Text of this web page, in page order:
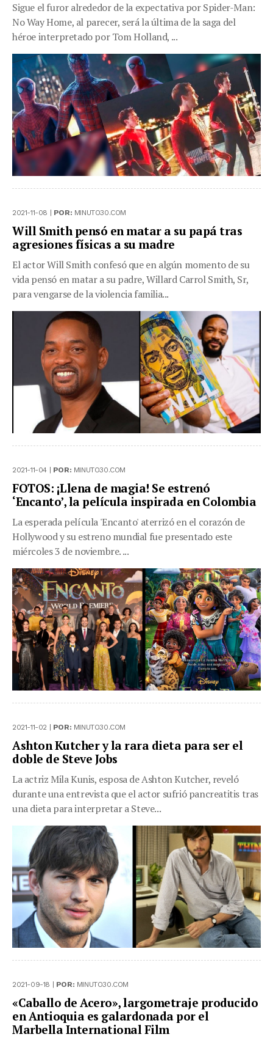
Sigue el furor alrededor de la expectativa por Spider-Man:
No Way Home, al parecer, será la última de la saga del
héroe interpretado por Tom Holland, ...
2021-11-08 | POR: MINUTO30.COM
Will Smith pensó en matar a su papá tras
agresiones físicas a su madre
El actor Will Smith confesó que en algún momento de su
vida pensó en matar a su padre, Willard Carrol Smith, Sr,
para vengarse de la violencia familia...
2021-11-04 | POR: MINUTO30.COM
FOTOS: ¡Llena de magia! Se estrenó
‘Encanto’, la película inspirada en Colombia
La esperada película 'Encanto' aterrizó en el corazón de
Hollywood y su estreno mundial fue presentado este
miércoles 3 de noviembre. ...
2021-11-02 | POR: MINUTO30.COM
Ashton Kutcher y la rara dieta para ser el
doble de Steve Jobs
La actriz Mila Kunis, esposa de Ashton Kutcher, reveló
durante una entrevista que el actor sufrió pancreatitis tras
una dieta para interpretar a Steve...
2021-09-18 | POR: MINUTO30.COM
«Caballo de Acero», largometraje producido
en Antioquia es galardonada por el
Marbella International Film